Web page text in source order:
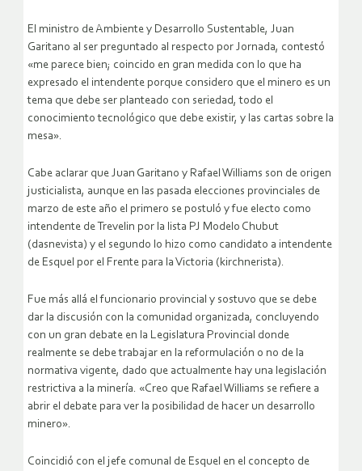
El ministro de Ambiente y Desarrollo Sustentable, Juan
Garitano al ser preguntado al respecto por Jornada, contestó
«me parece bien; coincido en gran medida con lo que ha
expresado el intendente porque considero que el minero es un
tema que debe ser planteado con seriedad, todo el
conocimiento tecnológico que debe existir, y las cartas sobre la
mesa».
Cabe aclarar que Juan Garitano y Rafael Williams son de origen
justicialista, aunque en las pasada elecciones provinciales de
marzo de este año el primero se postuló y fue electo como
intendente de Trevelin por la lista PJ Modelo Chubut
(dasnevista) y el segundo lo hizo como candidato a intendente
de Esquel por el Frente para la Victoria (kirchnerista).
Fue más allá el funcionario provincial y sostuvo que se debe
dar la discusión con la comunidad organizada, concluyendo
con un gran debate en la Legislatura Provincial donde
realmente se debe trabajar en la reformulación o no de la
normativa vigente, dado que actualmente hay una legislación
restrictiva a la minería. «Creo que Rafael Williams se refiere a
abrir el debate para ver la posibilidad de hacer un desarrollo
minero».
Coincidió con el jefe comunal de Esquel en el concepto de